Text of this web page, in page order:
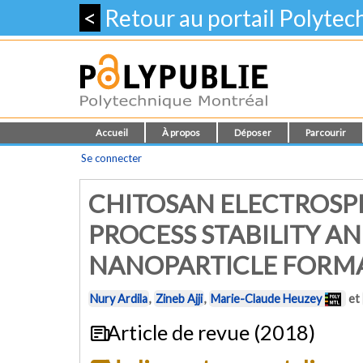
< Retour au portail
Accueil À propos Déposer Parcourir
Se connecter
CHITOSAN
PROCESS STABILITY
NANOPARTICLE
Nury Ardila, Zineb Ajji, Marie-Claude Heuzey et
Article de revue (2018)